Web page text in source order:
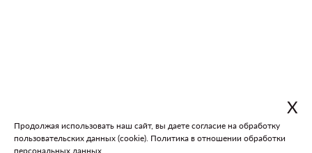
В каталог На главную
Х
Продолжая использовать наш сайт, вы даете согласие на обработку
пользовательских данных (cookie). Политика в отношении обработки
персональных данных